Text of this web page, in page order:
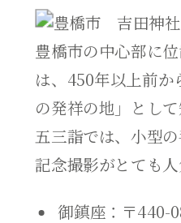
豊橋市の中心部に
は、450年以上前か
の発祥の地」とし
五三詣では、小型
記念撮影がとても人
御鎮座：〒440-